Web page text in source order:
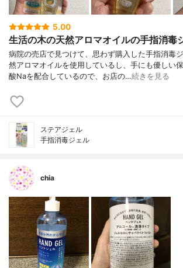
5.00
生活の木の天然アロマオイルの手指消毒
病院の売店で見つけて、思わず購入した手指消毒
然アロマオイルを使用しているし、手にも優しい
酸Naを配合しているので、お店の…続きを見る
ステアジェル
手指消毒ジェル
chia